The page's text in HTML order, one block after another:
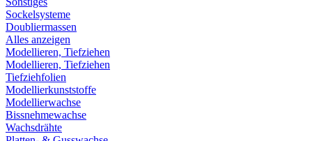
Sockelsysteme
Doubliermassen
Alles anzeigen
Modellieren, Tiefziehen
Modellieren, Tiefziehen
Tiefziehfolien
Modellierkunststoffe
Modellierwachse
Bissnehmewachse
Wachsdrähte